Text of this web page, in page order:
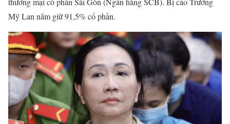
Mỹ Lan nắm giữ 91,5% cổ phần.